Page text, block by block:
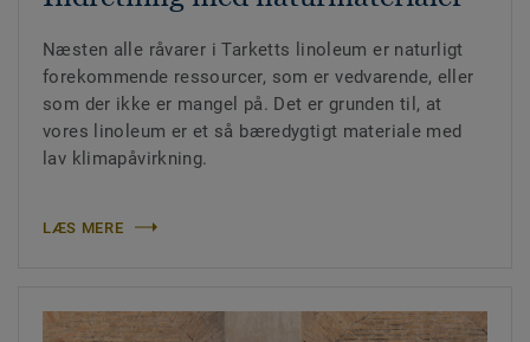
Næsten alle råvarer i Tarketts linoleum er naturligt
forekommende ressourcer, som er vedvarende, eller
som der ikke er mangel på. Det er grunden til, at
vores linoleum er et så bæredygtigt materiale med
lav klimapåvirkning.
LÆS MERE